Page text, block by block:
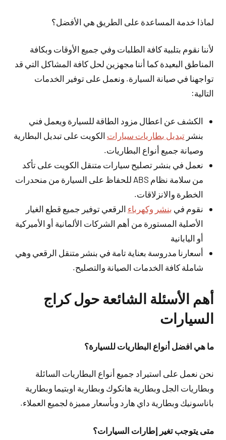
لماذا خدمة المساعدة على الطريق هي الأفضل؟
لأننا نقوم بتلبية كافة الطلبات وفي جميع الأوقات وبكافة
المناطق البعيدة كما أننا مجهزين لحل كافة المشاكل التي قد
تواجهنا في صيانة السيارة. ونعمل على توفير الخدمات
التالية:
الكشف عن اعطال مزود الطاقة للسيارة ويعمل فني
بنشرتبديل بطاريات سيارات الكويت على تبديل البطارية
وصيانة جميع أنواع البطاريات.
نعمل في بنشر تصليح سيارات متنقل الكويت على تأكد
من سلامة نظام ABS للحفاظ على السيارة من منحدرات
الخطرة والانزلاقات.
نقوم في بنشر وكهرباء الرقعي توفير جميع قطع الغيار
الأصلية المستورة من أهم الشركات الألمانية أو الأميركية
أو اليابانية
أسعارنا مدروسة بعناية تامة في بنشر متنقل الرقعي وهي
شاملة كافة الخدمات الصيانة والتصليح.
أهم الأسئلة الشائعة حول كراج
السيارات
ما هي افضل أنواع البطاريات للسيارة؟
نحن نعمل على استيراد جميع أنواع البطاريات السائلة
وبطاريات الجل وبطارية هانكوك وبطارية اوبتيما وبطارية
باناسونيك وبطارية داي هارد وبأسعار مميزة لجميع العملاء.
متى يتوجب تغير إطارات السيارات؟